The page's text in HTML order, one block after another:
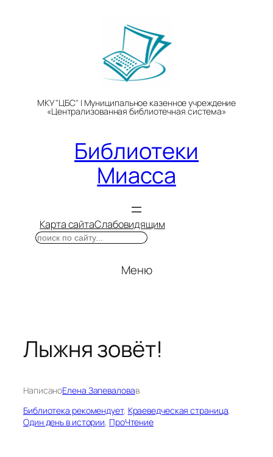
МКУ "ЦБС" | Муниципальное казенное учреждение
«Централизованная библиотечная система»
Библиотеки
Миасса
Карта сайтаСлабовидящим
Поиск
Меню
Лыжня зовёт!
НаписаноЕлена Запеваловав
Библиотека рекомендует, Краеведческая страница
Один день в истории, ПроЧтение